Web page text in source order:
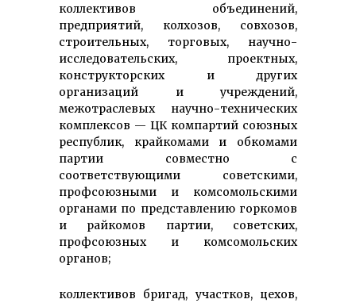
коллективов объединений,
предприятий, колхозов, совхозов,
строительных, торговых, научно-
исследовательских, проектных,
конструкторских и других
организаций и учреждений,
межотраслевых научно-технических
комплексов — ЦК компартий союзных
республик, крайкомами и обкомами
партии совместно с
соответствующими советскими,
профсоюзными и комсомольскими
органами по представлению горкомов
и райкомов партии, советских,
профсоюзных и комсомольских
органов;
коллективов бригад, участков, цехов,